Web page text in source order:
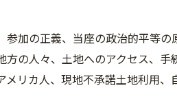
加の正義、当座の政治的平等の
の人々、土地へのアクセス、手
リカ人、現地不承諾土地利用、